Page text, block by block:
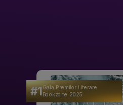
#1Gala Premilor Literare
Bookzone 2025